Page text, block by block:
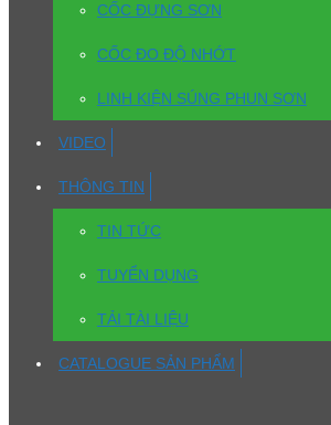
CỐC ĐỰNG SƠN
CỐC ĐO ĐỘ NHỚT
LINH KIỆN SÚNG PHUN SƠN
VIDEO
THÔNG TIN
TIN TỨC
TUYỂN DỤNG
TẢI TÀI LIỆU
CATALOGUE SẢN PHẨM